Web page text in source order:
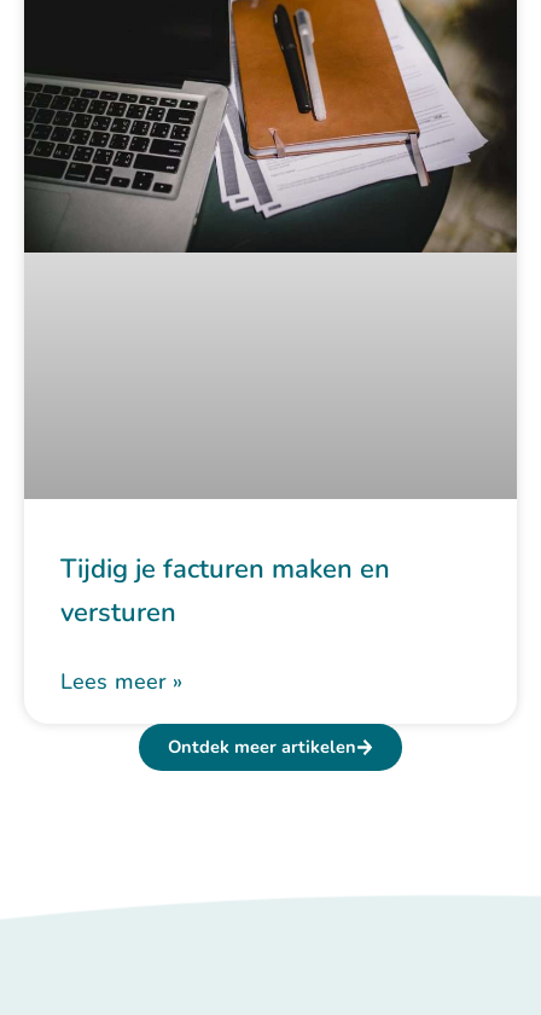
Tijdig je facturen maken en
versturen
Lees meer »
Ontdek meer artikelen